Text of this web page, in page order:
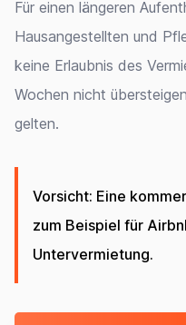
Für einen längeren
Hausangestellten und
keine Erlaubnis des
Wochen nicht
gelten.
Vorsicht: Eine
zum Beispiel für
Untervermietung.